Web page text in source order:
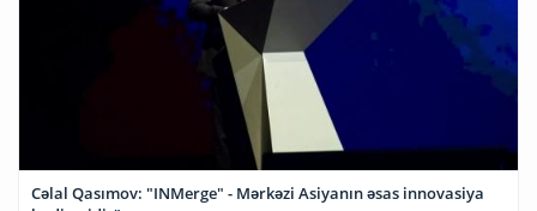
Cəlal Qasımov: "INMerge" - Mərkəzi Asiyanın əsas innovasiya